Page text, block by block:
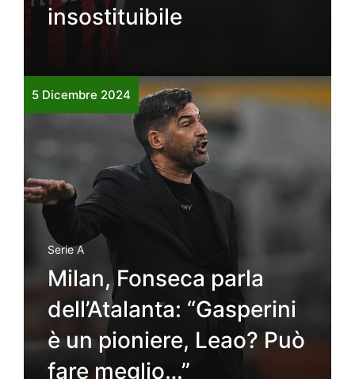
insostituibile
5 Dicembre 2024
Serie A
Milan, Fonseca parla
dell’Atalanta: “Gasperini
è un pioniere, Leao? Può
fare meglio…”